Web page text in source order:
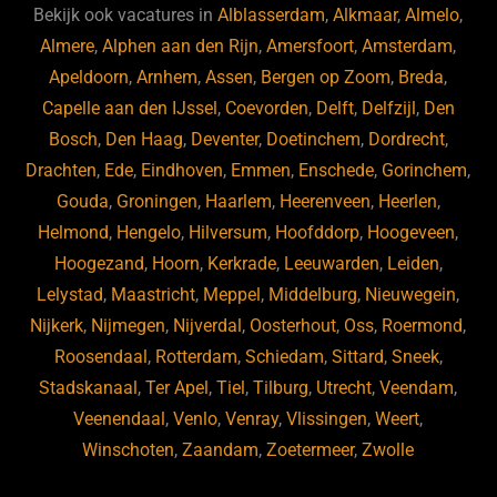
b
o
o
k
ky dI
n
Bekijk ook vacatures inAlblasserdam,Alkmaar,Almelo,
Almere,Alphen aan den Rijn,Amersfoort,Amsterdam,
Apeldoorn,Arnhem,Assen, Bergen op Zoom, Breda,
Capelle aan den IJssel, Coevorden, Delft, Delfzijl, Den
Bosch, Den Haag, Deventer, Doetinchem, Dordrecht,
Drachten, Ede, Eindhoven, Emmen, Enschede, Gorinchem,
Gouda, Groningen, Haarlem, Heerenveen, Heerlen,
Helmond, Hengelo, Hilversum, Hoofddorp, Hoogeveen,
Hoogezand, Hoorn, Kerkrade, Leeuwarden, Leiden,
Lelystad, Maastricht, Meppel, Middelburg, Nieuwegein,
Nijkerk, Nijmegen, Nijverdal, Oosterhout, Oss, Roermond,
Roosendaal, Rotterdam, Schiedam, Sittard, Sneek,
Stadskanaal,Ter Apel,Tiel,Tilburg, Utrecht,Veendam,
Veenendaal,Venlo,Venray,Vlissingen,Weert,
Winschoten,Zaandam,Zoetermeer,Zwolle